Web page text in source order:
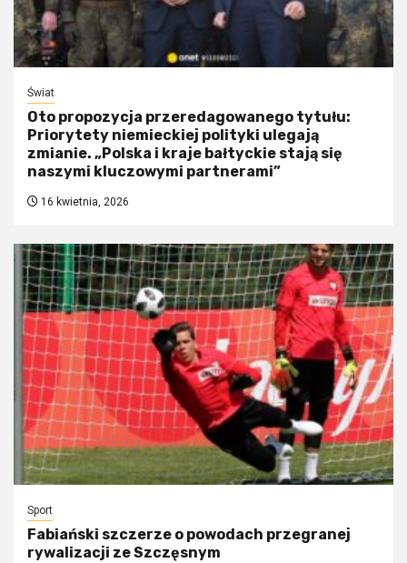
Świat
Oto propozycja przeredagowanego tytułu:
Priorytety niemieckiej polityki ulegają
zmianie. „Polska i kraje bałtyckie stają się
naszymi kluczowymi partnerami”
16 kwietnia, 2026
Sport
Fabiański szczerze o powodach przegranej
rywalizacji ze Szczęsnym